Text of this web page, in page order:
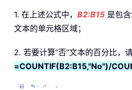
1. 在上述公式中， B2:B15 是包
文本的单元格区域；
2. 若要计算“否”文本的百分比，
=COUNTIF(B2:B15,"No")/